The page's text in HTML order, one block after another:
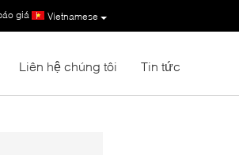
Vietnamese
giá |
Liên hệ chúng tôi Tin tức